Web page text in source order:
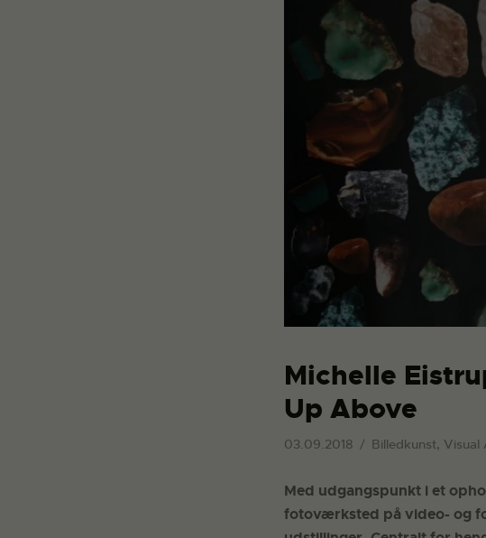
Michelle
Up Above
03.09.2018 Billedkunst, Visual
Med udgangspunkt i et
fotoværksted på video- og